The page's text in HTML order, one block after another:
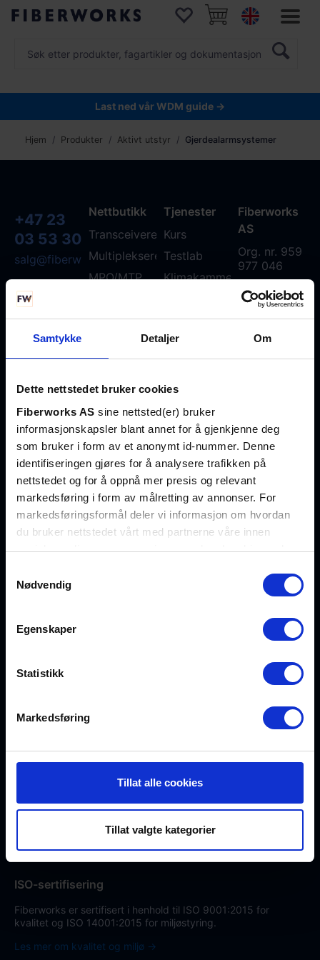
Samtykke Detaljer Om
Dette nettstedet bruker cookies
Fiberworks AS sine nettsted(er) bruker
informasjonskapsler blant annet for å gjenkjenne deg
som bruker i form av et anonymt id-nummer. Denne
identifiseringen gjøres for å analysere trafikken på
nettstedet og for å oppnå mer presis og relevant
markedsføring i form av målretting av annonser. For
markedsføringsformål deler vi informasjon om hvordan
du bruker nettstedet vårt med partnerne våre innen
sosiale medier og annonsering, som kan kombinere den
eller som de har samlet inn gjennom din bruk av
tjenestene deres. Les mer om hvilke opplysninger vi
personvernerklæring
Nødvendig
Egenskaper
Statistikk
Markedsføring
Tillat alle cookies
Tillat valgte kategorier
Last ned vår WDM guide →
Hjem Produkter Aktivt utstyr Gjerdealarmsystemer
+47 23
03 53 30
salg@fiberworks.no
Hentepunkt
og lager
Eikenga 11
0579 Oslo
Åpent alle
07:00 –
16:00
Hold deg
oppdatert
på
fremtidens
nettverksløsninger
artikler,
fiberoptisk
– rett i
på
Nettbutikk
Transceivere
Multipleksere
MPO/MTP
Aktivt utstyr
splittere
Blåsemaskiner
Instrumenter
Verktøy
Lagersalg
Se alle
produkter
Tjenester
Kurs
Testlab
Klimakammer
Nettverksanalyse
Fiberanalyse WDM
Løsninger
Datasenter
Offshore
Enterprise
Infrastruktur
Helse
Forsvar
Fiberworks
AS
Org. nr. 959
977 046
Om oss
Åpenhetsloven
Personvern
Betingelser
ISO-sertifisering
Fiberworks er sertifisert i henhold til ISO 9001:2015 for
kvalitet og ISO 14001:2015 for miljøstyring.
Les mer om kvalitet og miljø →